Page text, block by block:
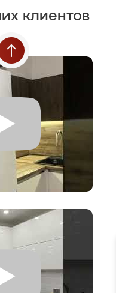
клиентов